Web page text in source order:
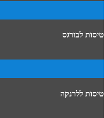
טיסות לבורגס
טיסות ללרנקה